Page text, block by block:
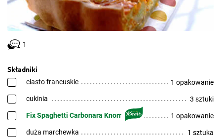
1
Składniki
ciasto francuskie 1 opakowanie
cukinia 3 sztuki
Fix Spaghetti Carbonara Knorr 1 opakowanie
duża marchewka 1 sztuka